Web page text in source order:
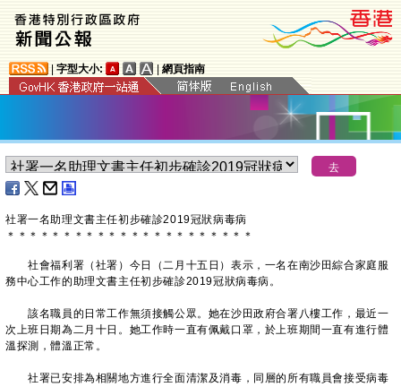
字型大小: 網頁指南
社署一名助理文書主任初步確診2019冠狀病毒病
＊ ＊ ＊ ＊ ＊ ＊ ＊ ＊ ＊ ＊ ＊ ＊ ＊ ＊ ＊ ＊ ＊ ＊ ＊ ＊ ＊ ＊
社會福利署（社署）今日（二月十五日）表示，一名在南沙田綜合家庭服
務中心工作的助理文書主任初步確診2019冠狀病毒病。
該名職員的日常工作無須接觸公眾。她在沙田政府合署八樓工作，最近一
次上班日期為二月十日。她工作時一直有佩戴口罩，於上班期間一直有進行體
溫探測，體溫正常。
社署已安排為相關地方進行全面清潔及消毒，同層的所有職員會接受病毒